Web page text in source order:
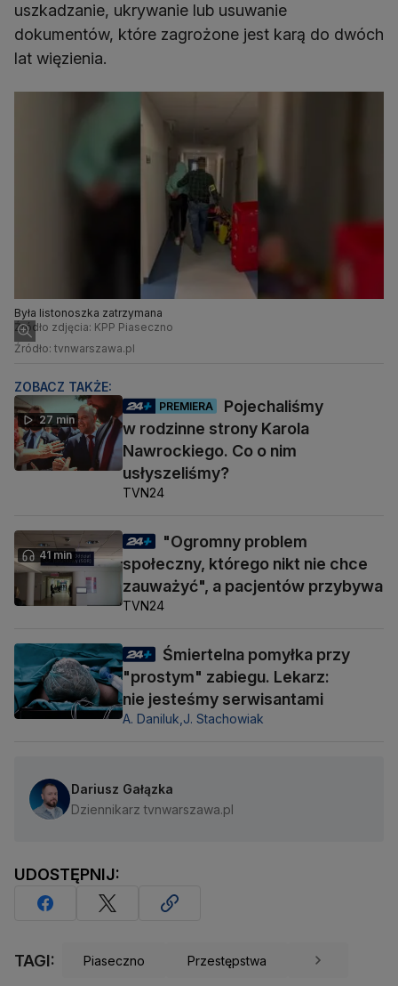
uszkadzanie, ukrywanie lub usuwanie
dokumentów, które zagrożone jest karą do dwóch
lat więzienia.
Była listonoszka zatrzymana
Źródło zdjęcia: KPP Piaseczno
Źródło: tvnwarszawa.pl
ZOBACZ TAKŻE:
27 min
PREMIERA
Pojechaliśmy
w rodzinne strony Karola
Nawrockiego. Co o nim
usłyszeliśmy?
TVN24
41 min
"Ogromny problem
społeczny, którego nikt nie chce
zauważyć", a pacjentów przybywa
TVN24
Śmiertelna pomyłka przy
"prostym" zabiegu. Lekarz:
nie jesteśmy serwisantami
A. Daniluk, J. Stachowiak
Dariusz Gałązka
Dziennikarz tvnwarszawa.pl
UDOSTĘPNIJ:
TAGI: Piaseczno Przestępstwa